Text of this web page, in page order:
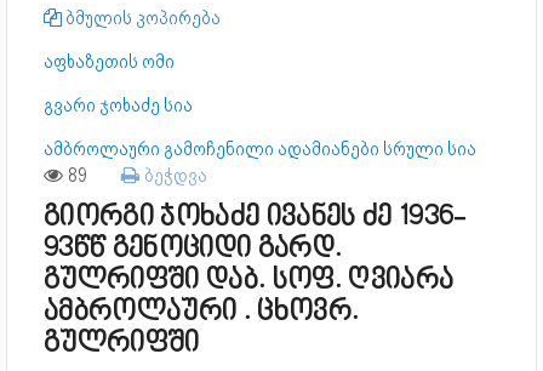
ბმულის კოპირება
აფხაზეთის ომი
გვარი ჯოხაძე სია
ამბროლაური გამოჩენილი ადამიანები სრული სია
89 ბეჭდვა
გიორგი ჯოხაძე ივანეს ძე 1936-
93წწ გენოციდი გარდ.
გულრიფში დაბ. სოფ. ღვიარა
ამბროლაური . ცხოვრ.
გულრიფში